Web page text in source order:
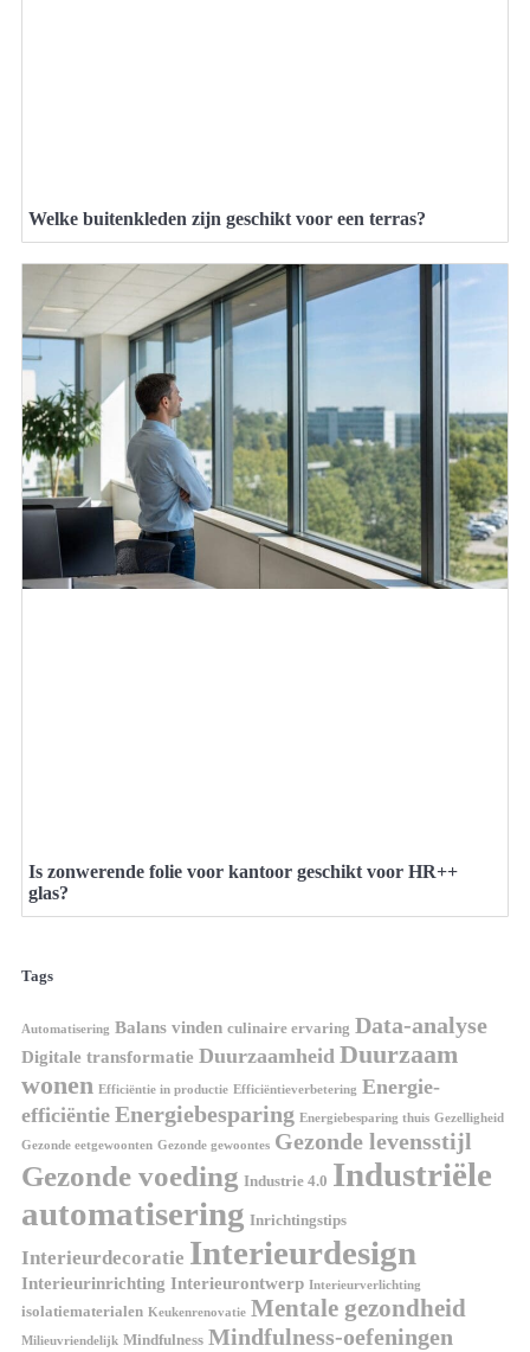
Welke buitenkleden zijn geschikt voor een terras?
Is zonwerende folie voor kantoor geschikt voor HR++
glas?
Tags
Automatisering Balans vinden culinaire ervaring Data-analyse
Digitale transformatie Duurzaamheid Duurzaam
wonen Efficiëntie in productie Efficiëntieverbetering Energie-
efficiëntie Energiebesparing Energiebesparing thuis Gezelligheid
Gezonde eetgewoonten Gezonde gewoontes Gezonde levensstijl
Gezonde voeding Industrie 4.0 Industriële
automatisering Inrichtingstips
Interieurdecoratie Interieurdesign
Interieurinrichting Interieurontwerp Interieurverlichting
isolatiematerialen Keukenrenovatie Mentale gezondheid
Milieuvriendelijk Mindfulness Mindfulness-oefeningen